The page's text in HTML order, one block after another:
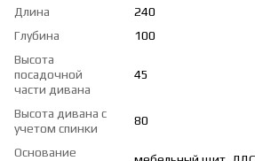
Длина
240
Глубина
100
Высота
посадочной
части дивана
45
Высота дивана с
учетом спинки
80
Основание